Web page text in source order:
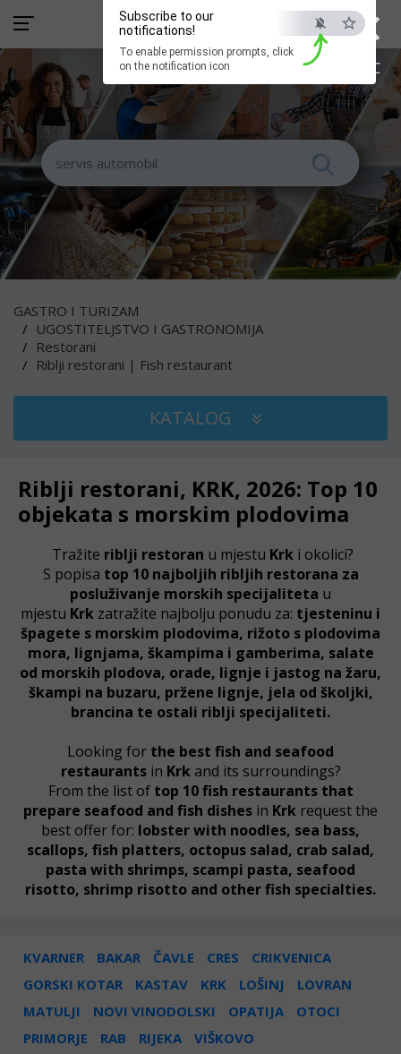
×
ESC
Subscribe to our
notifications!
To enable permission prompts, click
on the notification icon
GASTRO I TURIZAM
UGOSTITELJSTVO I GASTRONOMIJA
Restorani
Riblji restorani | Fish restaurant
KATALOG
Riblji restorani, KRK, 2026: Top 10
objekata s morskim plodovima
Tražite riblji restoran u mjestu Krki okolici?
S popisa top 10 najboljih ribljih restorana za
posluživanje morskih specijaliteta u
mjestu Krk zatražite najbolju ponudu za: tjesteninu i
špagete s morskim plodovima, rižoto s plodovima
mora, lignjama, škampima i gamberima, salate
od morskih plodova, orade, lignje i jastog na žaru,
škampi na buzaru, pržene lignje, jela od školjki,
brancina te ostali riblji specijaliteti.
Looking for the best fish and seafood
restaurantsin Krk and its surroundings?
From the list oftop 10 fish restaurants that
prepare seafood and fish dishes in Krk request the
best offer for: lobster with noodles, sea bass,
scallops, fish platters, octopus salad, crab salad,
pasta with shrimps, scampi pasta, seafood
risotto, shrimp risotto and otherfish specialties.
KVARNER BAKAR ČAVLE CRES
CRIKVENICA
GORSKI KOTAR
KASTAV KRK LOŠINJ
LOVRAN
MATULJI
NOVI VINODOLSKI OPATIJA
OTOCI
PRIMORJE
RAB RIJEKA VIŠKOVO